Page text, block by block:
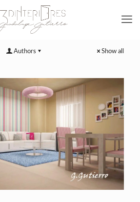
Authors Show all